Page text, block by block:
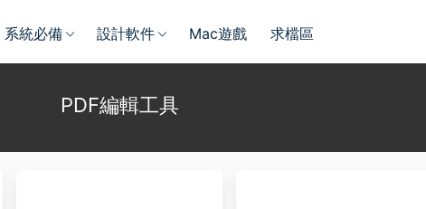
系統必備 設計軟件 Mac遊戲 求檔區
PDF編輯工具